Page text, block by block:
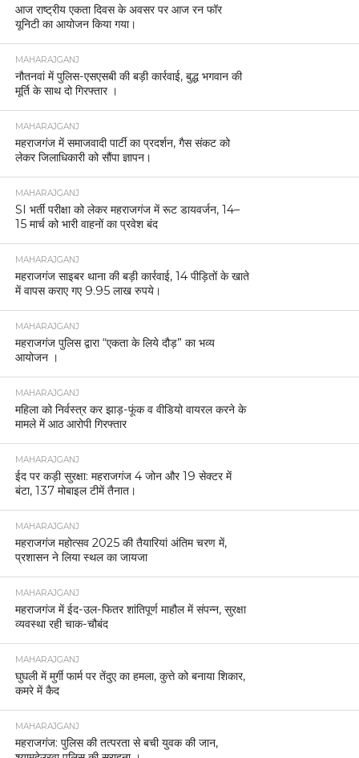
आज राष्ट्रीय एकता दिवस के अवसर पर आज रन फॉर
यूनिटी का आयोजन किया गया।
MAHARAJGANJ
नौतनवां में पुलिस-एसएसबी की बड़ी कार्रवाई, बुद्ध भगवान की
मूर्ति के साथ दो गिरफ्तार ।
MAHARAJGANJ
महराजगंज में समाजवादी पार्टी का प्रदर्शन, गैस संकट को
लेकर जिलाधिकारी को सौंपा ज्ञापन।
MAHARAJGANJ
SI भर्ती परीक्षा को लेकर महराजगंज में रूट डायवर्जन, 14–
15 मार्च को भारी वाहनों का प्रवेश बंद
MAHARAJGANJ
महराजगंज साइबर थाना की बड़ी कार्रवाई, 14 पीड़ितों के खाते
में वापस कराए गए 9.95 लाख रुपये।
MAHARAJGANJ
महराजगंज पुलिस द्वारा “एकता के लिये दौड़” का भव्य
आयोजन ।
MAHARAJGANJ
महिला को निर्वस्त्र कर झाड़-फूंक व वीडियो वायरल करने के
मामले में आठ आरोपी गिरफ्तार
MAHARAJGANJ
ईद पर कड़ी सुरक्षा: महराजगंज 4 जोन और 19 सेक्टर में
बंटा, 137 मोबाइल टीमें तैनात।
MAHARAJGANJ
महराजगंज महोत्सव 2025 की तैयारियां अंतिम चरण में,
प्रशासन ने लिया स्थल का जायजा
MAHARAJGANJ
महराजगंज में ईद-उल-फितर शांतिपूर्ण माहौल में संपन्न, सुरक्षा
व्यवस्था रही चाक-चौबंद
MAHARAJGANJ
घुघली में मुर्गी फार्म पर तेंदुए का हमला, कुत्ते को बनाया शिकार,
कमरे में कैद
MAHARAJGANJ
महराजगंज: पुलिस की तत्परता से बची युवक की जान,